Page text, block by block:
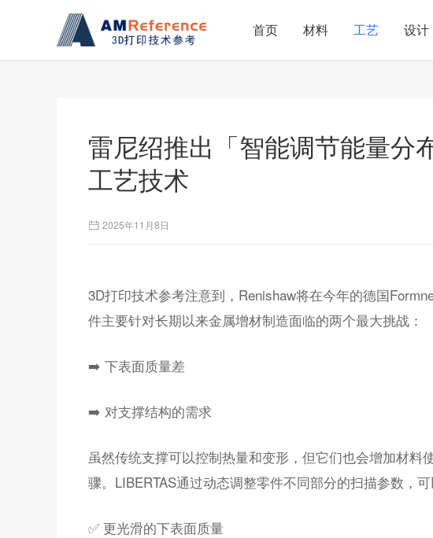
首页 材料 工艺 设计
雷尼绍推出「智能调节能量分
工艺技术
2025年11月8日
3D打印技术参考注意到，Renishaw将在今年的德国
件主要针对长期以来金属增材制造面临的两个最大挑战：
➡️ 下表面质量差
➡️ 对支撑结构的需求
虽然传统支撑可以控制热量和变形，但它们也会增加材料
骤。LIBERTAS通过动态调整零件不同部分的扫描参数，可
✅ 更光滑的下表面质量